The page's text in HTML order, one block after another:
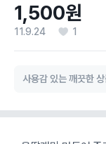
1,500원
11.9.24 1
사용감 있는 깨끗한